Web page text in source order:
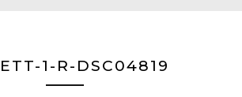
1-R-DSC04819